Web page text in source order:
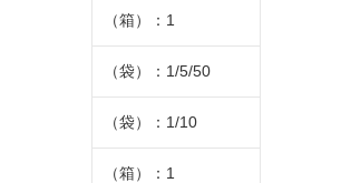
（箱）：1
（袋）：1/5/50
（袋）：1/10
（箱）：1